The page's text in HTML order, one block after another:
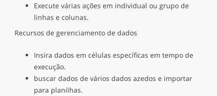
Execute várias ações em individual ou grupo de
linhas e colunas.
Recursos de gerenciamento de dados
Insira dados em células específicas em tempo de
execução.
buscar dados de vários dados azedos e importar
para planilhas.